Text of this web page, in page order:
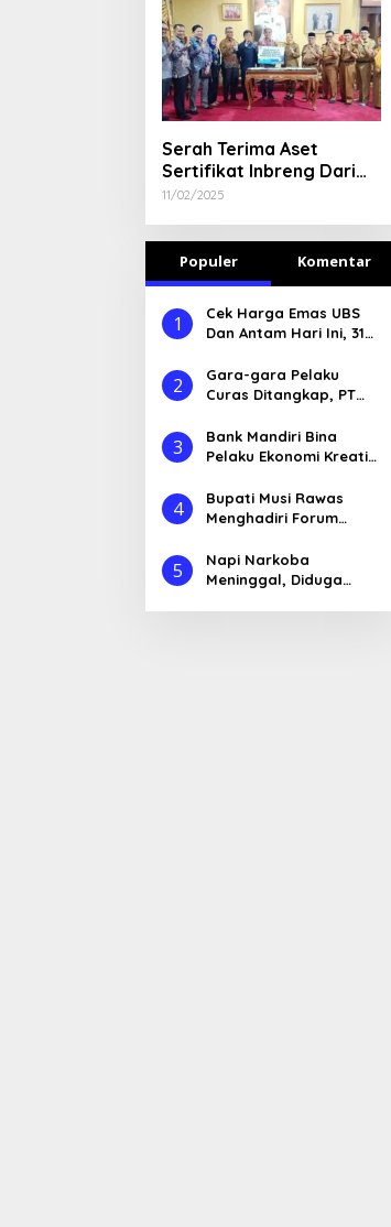
Serah Terima Aset
Sertifikat Inbreng Dari
Pemerintah Kabupaten
Sumsel Babel
11/02/2025
Populer Komentar
1
Cek Harga Emas UBS
Dan Antam Hari Ini, 31
2
Gara-gara Pelaku
Curas Ditangkap, PT
3
Bank Mandiri Bina
Pelaku Ekonomi Kreatif
4
Bupati Musi Rawas
Menghadiri Forum
Penyusunan RKPD
Tahun 2026
5
Napi Narkoba
Meninggal, Diduga